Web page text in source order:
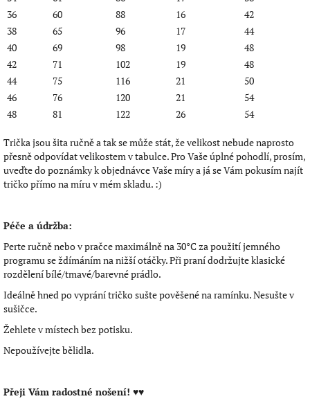
36
60 88 16
42
38
65 96 17
44
40
69 98 19
48
42
71 102 19
48
44
75 116 21
50
46
76 120 21
54
48
81 122 26 54
Trička jsou šita ručně a tak se může stát, že velikost nebude naprosto
přesně odpovídat velikostem v tabulce. Pro Vaše úplné pohodlí, prosím,
uveďte do poznámky k objednávce Vaše míry a já se Vám pokusím najít
tričko přímo na míru v mém skladu. :)
Péče a údržba:
Perte ručně nebo v pračce maximálně na 30°C za použití jemného
programu se ždímáním na nižší otáčky. Při praní dodržujte klasické
rozdělení bílé/tmavé/barevné prádlo.
Ideálně hned po vyprání tričko sušte pověšené na ramínku. Nesušte v
sušičce.
Žehlete v místech bez potisku.
Nepoužívejte bělidla.
Přeji Vám radostné nošení! ♥♥